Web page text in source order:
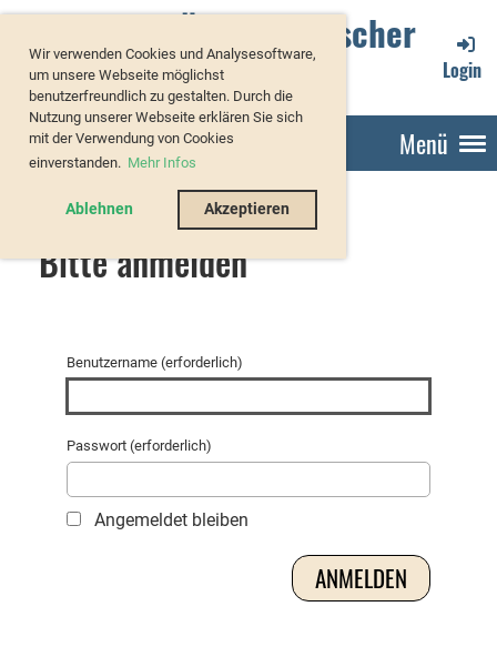
Wir verwenden Cookies und Analysesoftware,
um unsere Webseite möglichst
benutzerfreundlich zu gestalten. Durch die
Nutzung unserer Webseite erklären Sie sich
mit der Verwendung von Cookies
einverstanden. Mehr Infos
Ablehnen Akzeptieren
Verband Österreichischer
Forellenzüchter
Login
Menü
Bitte anmelden
Benutzername (erforderlich)
Passwort (erforderlich)
Angemeldet bleiben